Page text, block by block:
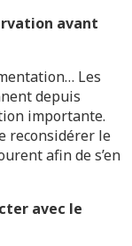
avant
Les
depuis
importante.
reconsidérer le
afin de s’en
avec le